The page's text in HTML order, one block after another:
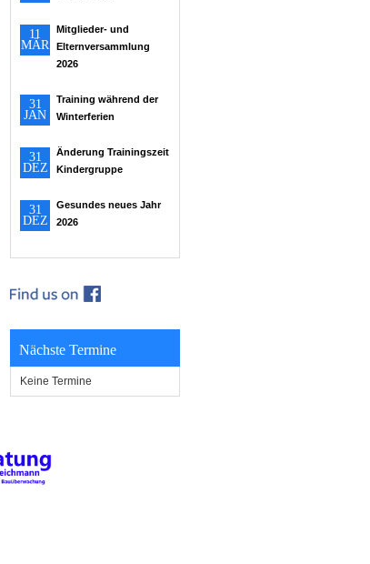
11
MÄR
Mitglieder- und
Elternversammlung
2026
31
JAN
Training während der
Winterferien
31
DEZ
Änderung Trainingszeit
Kindergruppe
31
DEZ
Gesundes neues Jahr
2026
Nächste Termine
Keine Termine